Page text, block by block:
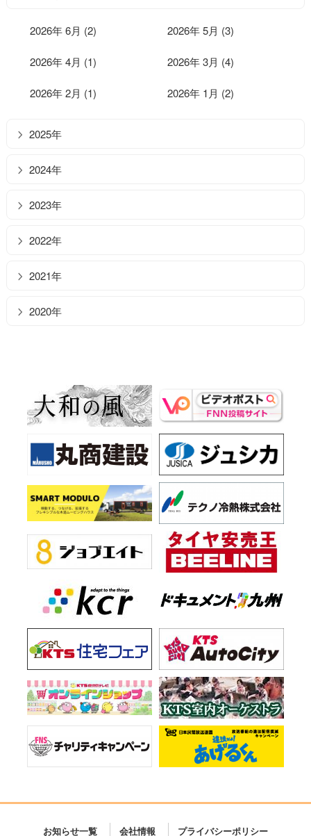
2026年 6月 (2) 2026年 5月 (3)
2026年 4月 (1) 2026年 3月 (4)
2026年 2月 (1) 2026年 1月 (2)
2025年
2024年
2023年
2022年
2021年
2020年
お知らせ一覧 会社情報 プライバシーポリシー